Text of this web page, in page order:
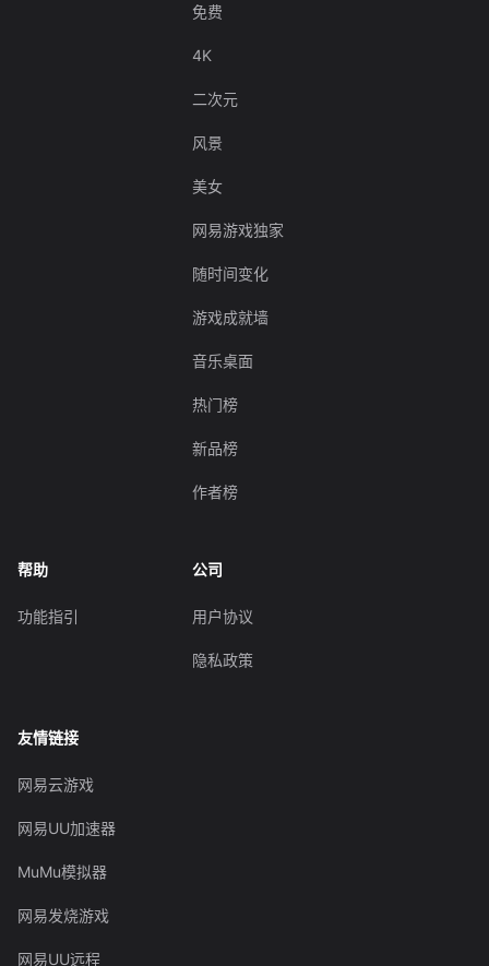
免费
4K
二次元
风景
美女
网易游戏独家
随时间变化
游戏成就墙
音乐桌面
热门榜
新品榜
作者榜
帮助
功能指引
公司
用户协议
隐私政策
友情链接
网易云游戏
网易UU加速器
MuMu模拟器
网易发烧游戏
网易UU远程